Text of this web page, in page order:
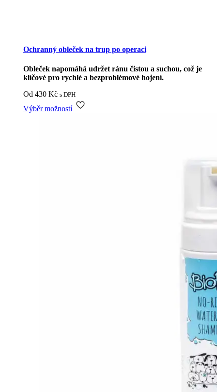
Ochranný obleček na trup po operaci
Obleček napomáhá udržet ránu čistou a suchou, což je
klíčové pro rychlé a bezproblémové hojení.
Od 430 Kč s DPH
Výběr možností
Tento
produkt